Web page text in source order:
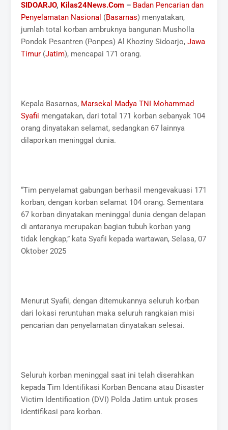
SIDOARJO, Kilas24News.Com – Badan Pencarian dan
Penyelamatan Nasional (Basarnas) menyatakan,
jumlah total korban ambruknya bangunan Musholla
Pondok Pesantren (Ponpes) Al Khoziny Sidoarjo,Jawa
Timur (Jatim), mencapai 171 orang.
Kepala Basarnas, Marsekal Madya TNI Mohammad
Syafii mengatakan, dari total 171 korban sebanyak 104
orang dinyatakan selamat, sedangkan 67 lainnya
dilaporkan meninggal dunia.
“Tim penyelamat gabungan berhasil mengevakuasi 171
korban, dengan korban selamat 104 orang. Sementara
67 korban dinyatakan meninggal dunia dengan delapan
di antaranya merupakan bagian tubuh korban yang
tidak lengkap,” kata Syafii kepada wartawan, Selasa, 07
Oktober 2025
Menurut Syafii, dengan ditemukannya seluruh korban
dari lokasi reruntuhan maka seluruh rangkaian misi
pencarian dan penyelamatan dinyatakan selesai.
Seluruh korban meninggal saat ini telah diserahkan
kepada Tim Identifikasi Korban Bencana atau Disaster
Victim Identification (DVI) Polda Jatim untuk proses
identifikasi para korban.